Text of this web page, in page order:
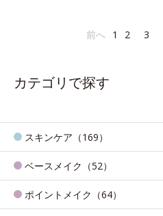
前へ 1 2 3
カテゴリで探す
スキンケア（169）
ベースメイク（52）
ポイントメイク（64）